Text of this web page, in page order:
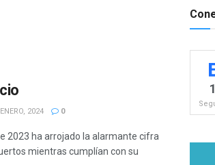
2024 0
2023 ha arrojado la alarmante cifra
mientras cumplían con su